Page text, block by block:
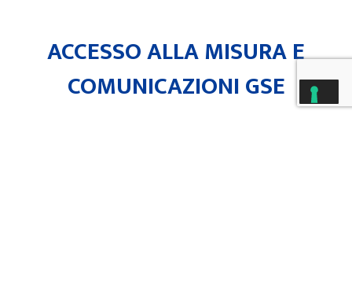
ACCESSO ALLA MISURA E
COMUNICAZIONI GSE